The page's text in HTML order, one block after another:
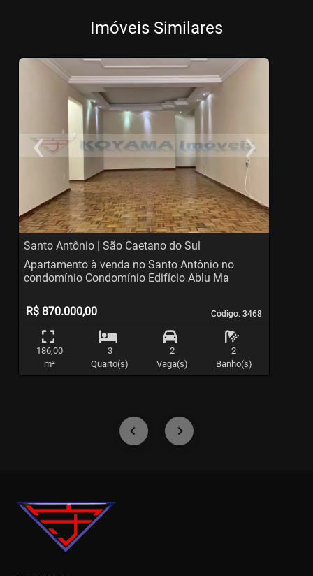
Imóveis Similares
‹
Previous
›
Santo Antônio | São Caetano do Sul
Código. 3468
Código. 3468
Apartamento à venda no Santo Antônio no
condomínio Condomínio Edifício Ablu Ma
R$ 870.000,00
186,00
m²
3
Quarto(s)
2
Vaga(s)
2
Banho(s)